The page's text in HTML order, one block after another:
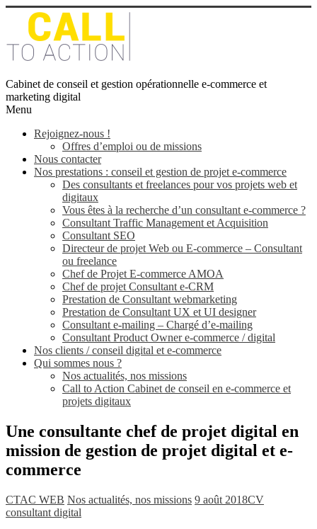
Cabinet de conseil et gestion opérationnelle e-commerce et
marketing digital
Menu
Rejoignez-nous !
Offres d’emploi ou de missions
Nous contacter
Nos prestations : conseil et gestion de projet e-commerce
Des consultants et freelances pour vos projets web et
digitaux
Vous êtes à la recherche d’un consultant e-commerce ?
Consultant Traffic Management et Acquisition
Consultant SEO
Directeur de projet Web ou E-commerce – Consultant
ou freelance
Chef de Projet E-commerce AMOA
Chef de projet Consultant e-CRM
Prestation de Consultant webmarketing
Prestation de Consultant UX et UI designer
Consultant e-mailing – Chargé d’e-mailing
Consultant Product Owner e-commerce / digital
Nos clients / conseil digital et e-commerce
Qui sommes nous ?
Nos actualités, nos missions
Call to Action Cabinet de conseil en e-commerce et
projets digitaux
Une consultante chef de projet digital en
mission de gestion de projet digital et e-
commerce
CTAC WEB Nos actualités, nos missions 9 août 2018CV
consultant digital